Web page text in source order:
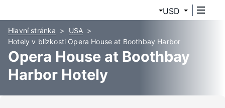
USD
Hlavní stránka
USA
Hotely v blízkosti Opera House at Boothbay Harbor
Opera House at Boothbay
Harbor Hotely